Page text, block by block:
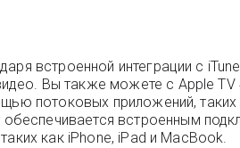
встроенной интеграции с
Вы также можете с Apple TV
потоковых приложений, таких
встроенным
как iPhone, iPad и MacBook.